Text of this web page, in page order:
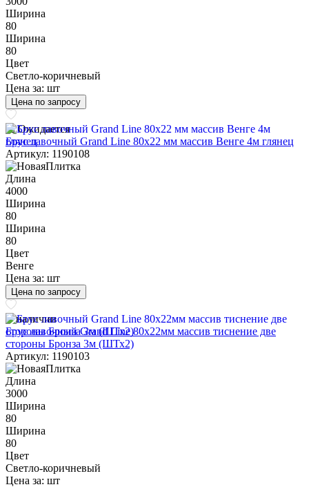
Ширина
80
Ширина
80
Цвет
Светло-коричневый
Цена за: шт
Цена по запросу
Ожидается
Брус лавочный Grand Line 80х22 мм массив Венге 4м глянец
Артикул: 1190108
Длина
4000
Ширина
80
Ширина
80
Цвет
Венге
Цена за: шт
Цена по запросу
В наличии
Брус лавочный Grand Line 80х22мм массив тиснение две
стороны Бронза 3м (ШТх2)
Артикул: 1190103
Длина
3000
Ширина
80
Ширина
80
Цвет
Светло-коричневый
Цена за: шт